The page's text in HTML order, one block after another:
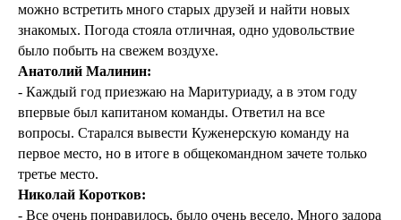
можно встретить много старых друзей и найти новых
знакомых. Погода стояла отличная, одно удовольствие
было побыть на свежем воздухе.
Анатолий Малинин:
- Каждый год приезжаю на Маритуриаду, а в этом году
впервые был капитаном команды. Ответил на все
вопросы. Старался вывести Куженерскую команду на
первое место, но в итоге в общекомандном зачете только
третье место.
Николай Коротков:
- Все очень понравилось, было очень весело. Много задора